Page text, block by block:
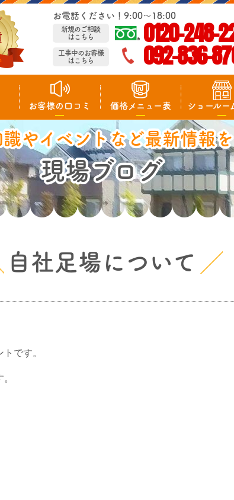
お電話ください！9:00～18:00
新規のご相談
はこちら
0120-248-
工事中のお客様
はこちら
092-836-
お客様の口コミ 価格メニュー表 ショールー
やイベントなど最新情報
現場ブログ
自社足場について
です。